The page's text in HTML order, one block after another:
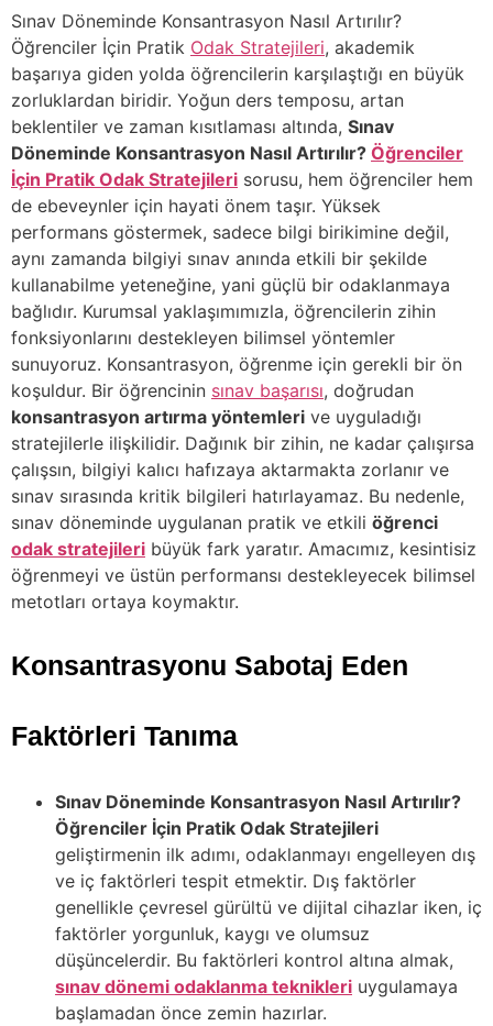
Sınav Döneminde Konsantrasyon Nasıl Artırılır?
Öğrenciler İçin Pratik Odak Stratejileri, akademik
başarıya giden yolda öğrencilerin karşılaştığı en büyük
zorluklardan biridir. Yoğun ders temposu, artan
beklentiler ve zaman kısıtlaması altında, Sınav
Döneminde Konsantrasyon Nasıl Artırılır? Öğrenciler
İçin Pratik Odak Stratejileri sorusu, hem öğrenciler hem
de ebeveynler için hayati önem taşır. Yüksek
performans göstermek, sadece bilgi birikimine değil,
aynı zamanda bilgiyi sınav anında etkili bir şekilde
kullanabilme yeteneğine, yani güçlü bir odaklanmaya
bağlıdır. Kurumsal yaklaşımımızla, öğrencilerin zihin
fonksiyonlarını destekleyen bilimsel yöntemler
sunuyoruz. Konsantrasyon, öğrenme için gerekli bir ön
koşuldur. Bir öğrencinin sınav başarısı, doğrudan
konsantrasyon artırma yöntemleri ve uyguladığı
stratejilerle ilişkilidir. Dağınık bir zihin, ne kadar çalışırsa
çalışsın, bilgiyi kalıcı hafızaya aktarmakta zorlanır ve
sınav sırasında kritik bilgileri hatırlayamaz. Bu nedenle,
sınav döneminde uygulanan pratik ve etkili öğrenci
odak stratejileri büyük fark yaratır. Amacımız, kesintisiz
öğrenmeyi ve üstün performansı destekleyecek bilimsel
metotları ortaya koymaktır.
Konsantrasyonu Sabotaj Eden
Faktörleri Tanıma
Sınav Döneminde Konsantrasyon Nasıl Artırılır?
Öğrenciler İçin Pratik Odak Stratejileri
geliştirmenin ilk adımı, odaklanmayı engelleyen dış
ve iç faktörleri tespit etmektir. Dış faktörler
genellikle çevresel gürültü ve dijital cihazlar iken, iç
faktörler yorgunluk, kaygı ve olumsuz
düşüncelerdir. Bu faktörleri kontrol altına almak,
sınav dönemi odaklanma teknikleri uygulamaya
başlamadan önce zemin hazırlar.